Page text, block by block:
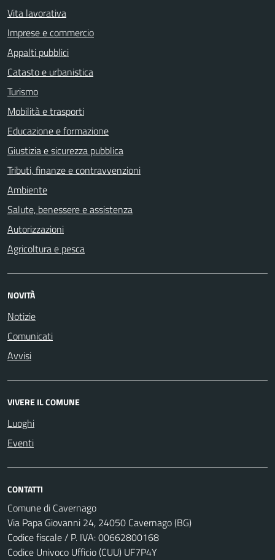
Vita lavorativa
Imprese e commercio
Appalti pubblici
Catasto e urbanistica
Turismo
Mobilità e trasporti
Educazione e formazione
Giustizia e sicurezza pubblica
Tributi, finanze e contravvenzioni
Ambiente
Salute, benessere e assistenza
Autorizzazioni
Agricoltura e pesca
NOVITÀ
Notizie
Comunicati
Avvisi
VIVERE IL COMUNE
Luoghi
Eventi
CONTATTI
Comune di Cavernago
Via Papa Giovanni 24, 24050 Cavernago (BG)
Codice fiscale / P. IVA: 00662800168
Codice Univoco Ufficio (CUU) UF7P4Y